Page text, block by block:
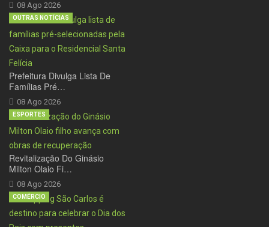
08 Ago 2026
Prefeitura Divulga Lista De
Famílias Pré…
08 Ago 2026
OUTRAS NOTÍCIAS
Revitalização Do Ginásio
Milton Olaio Fi…
08 Ago 2026
ESPORTES
COMÉRCIO